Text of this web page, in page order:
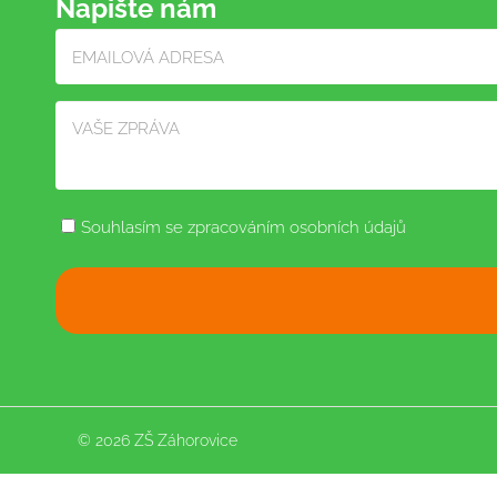
Napište nám
Souhlasím se zpracováním osobních údajů
© 2026 ZŠ Záhorovice